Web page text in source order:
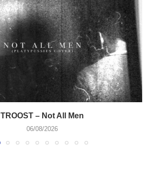
TROOST – Not All Men
06/08/2026